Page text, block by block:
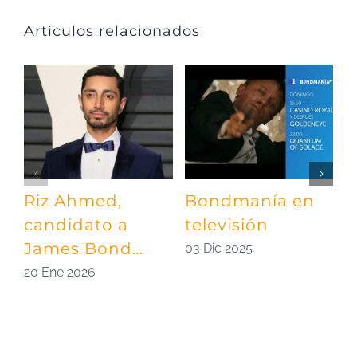
Artículos relacionados
Riz Ahmed,
candidato a
James Bond…
20 Ene 2026
Bondmanía en
televisión
03 Dic 2025